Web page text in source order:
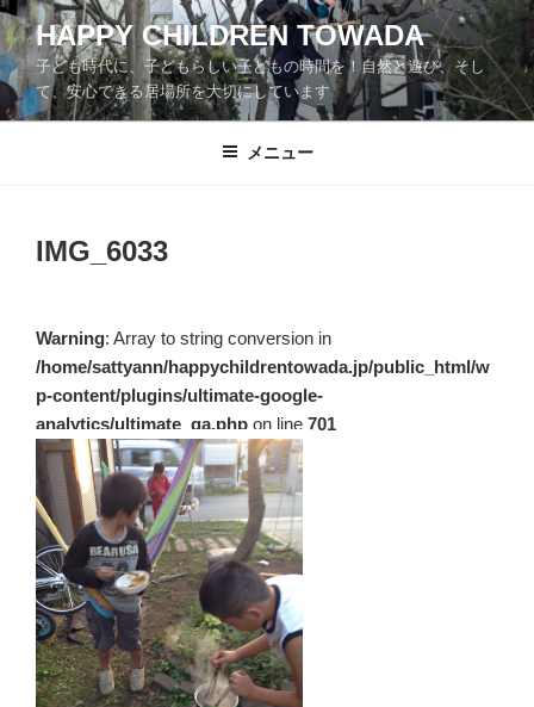
コ
ン
テ
ン
ツ
HAPPY CHILDREN TOWADA
子ども時代に、子どもらしい子どもの時間を！自然と遊び、そし
て、安心できる居場所を大切にしています
メニュー
IMG_6033
Warning: Array to string conversion in
/home/sattyann/happychildrentowada.jp/public_html/w
p-content/plugins/ultimate-google-
analytics/ultimate_ga.php on line 701